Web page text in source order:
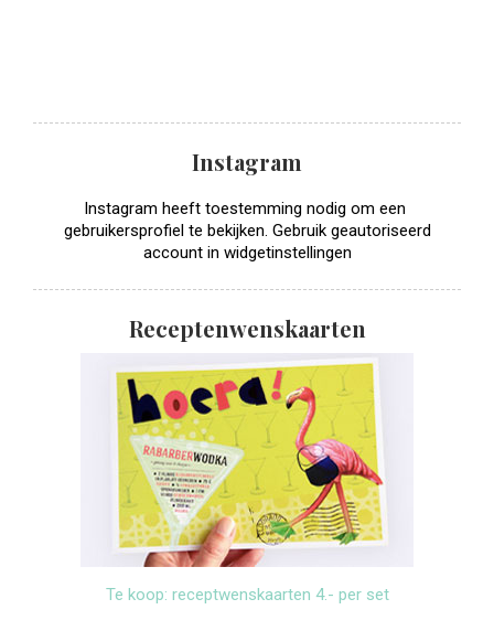
Instagram
Instagram heeft toestemming nodig om een ​​
gebruikersprofiel te bekijken. Gebruik geautoriseerd
account in widgetinstellingen
Receptenwenskaarten
Te koop: receptwenskaarten 4.- per set